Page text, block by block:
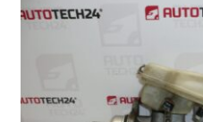
Kapcsolatba lépni
Panasz